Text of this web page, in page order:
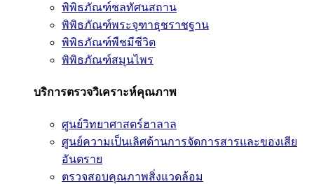
พิพิธภัณฑ์ชลทัศนสถาน
พิพิธภัณฑ์พระจุฑาธุชราชฐาน
พิพิธภัณฑ์พืชมีชีวิต
พิพิธภัณฑ์สมุนไพร
บริการตรวจวิเคราะห์คุณภาพ
ศูนย์วิทยาศาสตร์ฮาลาล
ศูนย์ความเป็นเลิศด้านการจัดการสารและของเสีย
อันตราย
ตรวจสอบคุณภาพสิ่งแวดล้อม